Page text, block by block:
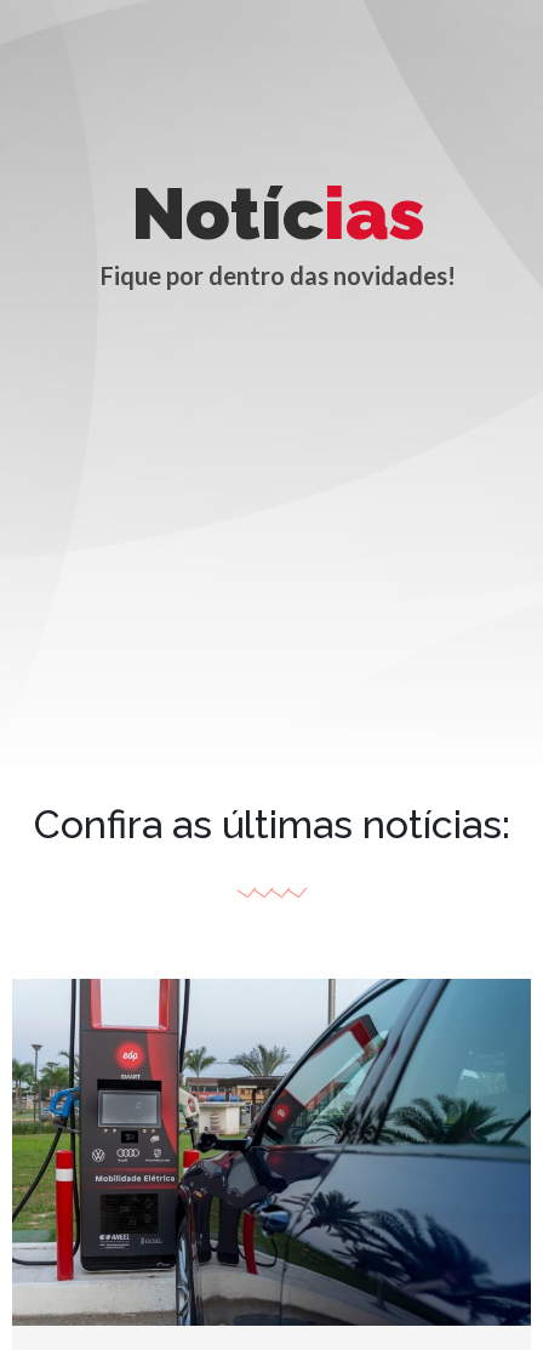
Notícias
Fique por dentro das novidades!
Confira as últimas notícias: